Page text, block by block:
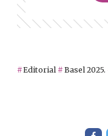
Editorial Basel 2025.